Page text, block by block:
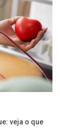
veja o que